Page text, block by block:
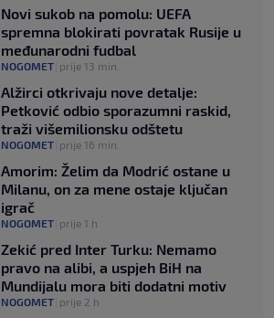
Novi sukob na pomolu: UEFA
spremna blokirati povratak Rusije u
međunarodni fudbal
NOGOMET prije 13 min.
Alžirci otkrivaju nove detalje:
Petković odbio sporazumni raskid,
traži višemilionsku odštetu
NOGOMET prije 16 min.
Amorim: Želim da Modrić ostane u
Milanu, on za mene ostaje ključan
igrač
NOGOMET prije 1 h
Zekić pred Inter Turku: Nemamo
pravo na alibi, a uspjeh BiH na
Mundijalu mora biti dodatni motiv
NOGOMET prije 2 h